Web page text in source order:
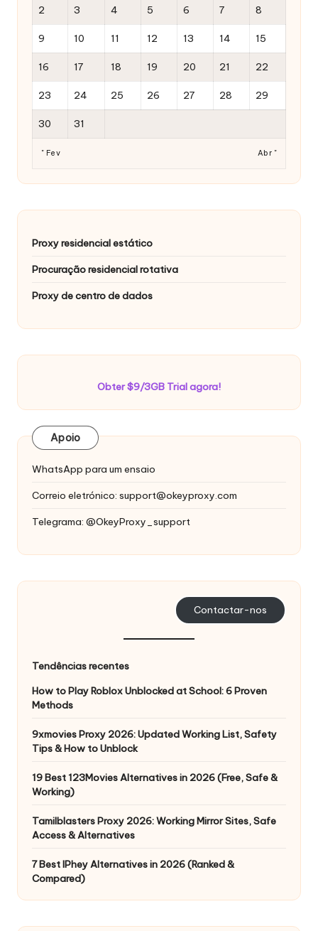
2 3 4 5 6 7 8
9 10 11 12 13 14 15
16 17 18 19 20 21 22
23 24 25 26 27 28 29
30 31
" Fev Abr "
Proxy residencial estático
Procuração residencial rotativa
Proxy de centro de dados
Obter $9/3GB Trial agora!
Apoio
WhatsApp para um ensaio
Correio eletrónico: support@okeyproxy.com
Telegrama: @OkeyProxy_support
Contactar-nos
Tendências recentes
How to Play Roblox Unblocked at School: 6 Proven
Methods
9xmovies Proxy 2026: Updated Working List, Safety
Tips & How to Unblock
19 Best 123Movies Alternatives in 2026 (Free, Safe &
Working)
Tamilblasters Proxy 2026: Working Mirror Sites, Safe
Access & Alternatives
7 Best IPhey Alternatives in 2026 (Ranked &
Compared)